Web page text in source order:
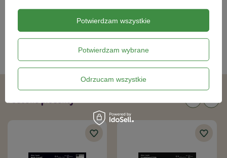
Kategorie powiązane
Podobne produkty
Potwierdzam wybrane
Odrzucam wszystkie
Potwierdzam wszystkie